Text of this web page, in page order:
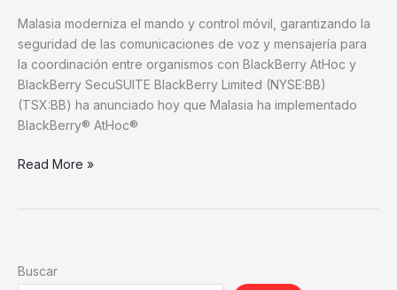
Malasia moderniza el mando y control móvil, garantizando la
seguridad de las comunicaciones de voz y mensajería para
la coordinación entre organismos con BlackBerry AtHoc y
BlackBerry SecuSUITE BlackBerry Limited (NYSE:BB)
(TSX:BB) ha anunciado hoy que Malasia ha implementado
BlackBerry® AtHoc®
Read More »
Buscar